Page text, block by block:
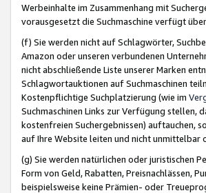
Werbeinhalte im Zusammenhang mit
vorausgesetzt die Suchmaschine verfügt
(f) Sie werden nicht auf Schlagwörter,
Amazon oder unseren verbundenen
nicht abschließende Liste unserer Marken
Schlagwortauktionen auf Suchmaschinen
Kostenpflichtige Suchplatzierung (wie im
Suchmaschinen Links zur Verfügung stellen,
kostenfreien Suchergebnissen) auftauchen,
auf Ihre Website leiten und nicht
(g) Sie werden natürlichen oder juristischen
Form von Geld, Rabatten, Preisnachlässen,
beispielsweise keine Prämien- oder